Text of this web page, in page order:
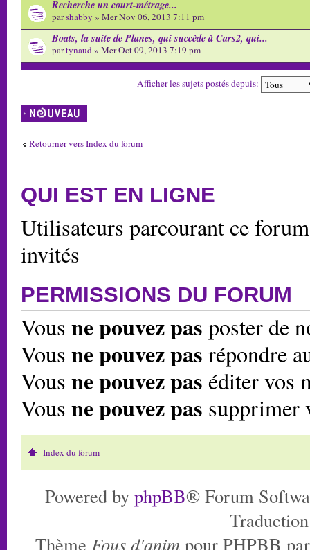
Recherche un court-métrage...
parshabby » Mer Nov 06, 2013 7:11 pm
Boats, la suite de Planes, qui succède à Cars2, qui...
partynaud» Mer Oct 09, 2013 7:19 pm
Afficher les sujets postés depuis:
Écrire un nouveau
sujet
Retourner vers Index du forum
QUI EST EN LIGNE
Utilisateurs parcourant ce
invités
PERMISSIONS DU FORUM
Vous ne pouvez pas poster de
Vous ne pouvez pas répondre
Vous ne pouvez pas éditer vos
Vous ne pouvez pas supprimer
Index du forum
Powered by phpBB® Forum
Thème Fous d'anim pour PHPBB